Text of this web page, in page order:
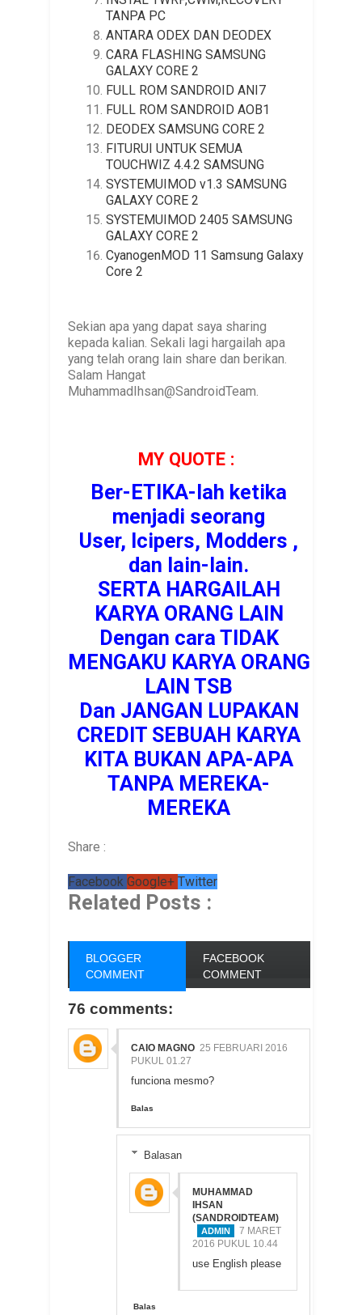
TANPA PC
ANTARA ODEX DAN DEODEX
CARA FLASHING SAMSUNG
GALAXY CORE 2
FULL ROM SANDROID ANI7
FULL ROM SANDROID AOB1
DEODEX SAMSUNG CORE 2
FITURUI UNTUK SEMUA
TOUCHWIZ 4.4.2 SAMSUNG
SYSTEMUIMOD v1.3 SAMSUNG
GALAXY CORE 2
SYSTEMUIMOD 2405 SAMSUNG
GALAXY CORE 2
CyanogenMOD 11 Samsung Galaxy
Core 2
Sekian apa yang dapat saya sharing
kepada kalian. Sekali lagi hargailah apa
yang telah orang lain share dan berikan.
Salam Hangat
MuhammadIhsan@SandroidTeam.
MY QUOTE :
Ber-ETIKA-lah ketika
menjadi seorang
User, Icipers, Modders ,
dan lain-lain.
SERTA HARGAILAH
KARYA ORANG LAIN
Dengan cara TIDAK
MENGAKU KARYA ORANG
LAIN TSB
Dan JANGAN LUPAKAN
CREDIT SEBUAH KARYA
KITA BUKAN APA-APA
TANPA MEREKA-
MEREKA
Share :
Facebook Google+ Twitter
Related Posts :
BLOGGER
COMMENT
FACEBOOK
COMMENT
76 comments:
CAIO MAGNO 25 FEBRUARI 2016
PUKUL 01.27
funciona mesmo?
Balas
Balasan
MUHAMMAD
IHSAN
(SANDROIDTEAM)
7 MARET
2016 PUKUL 10.44
use English please
Balas